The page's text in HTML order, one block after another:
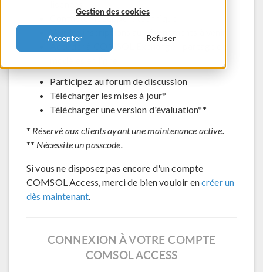
Gestion des cookies
Accepter Refuser
Contacter le support technique
Voir les inscriptions aux évènements à venir
Accéder à COMSOL Exchange - partage de
Participez au forum de discussion
Télécharger les mises à jour*
Télécharger une version d'évaluation**
* Réservé aux clients ayant une maintenance active.
** Nécessite un passcode.
Si vous ne disposez pas encore d'un compte
COMSOL Access, merci de bien vouloir encréer un
dès maintenant.
CONNEXION À VOTRE COMPTE
COMSOL ACCESS